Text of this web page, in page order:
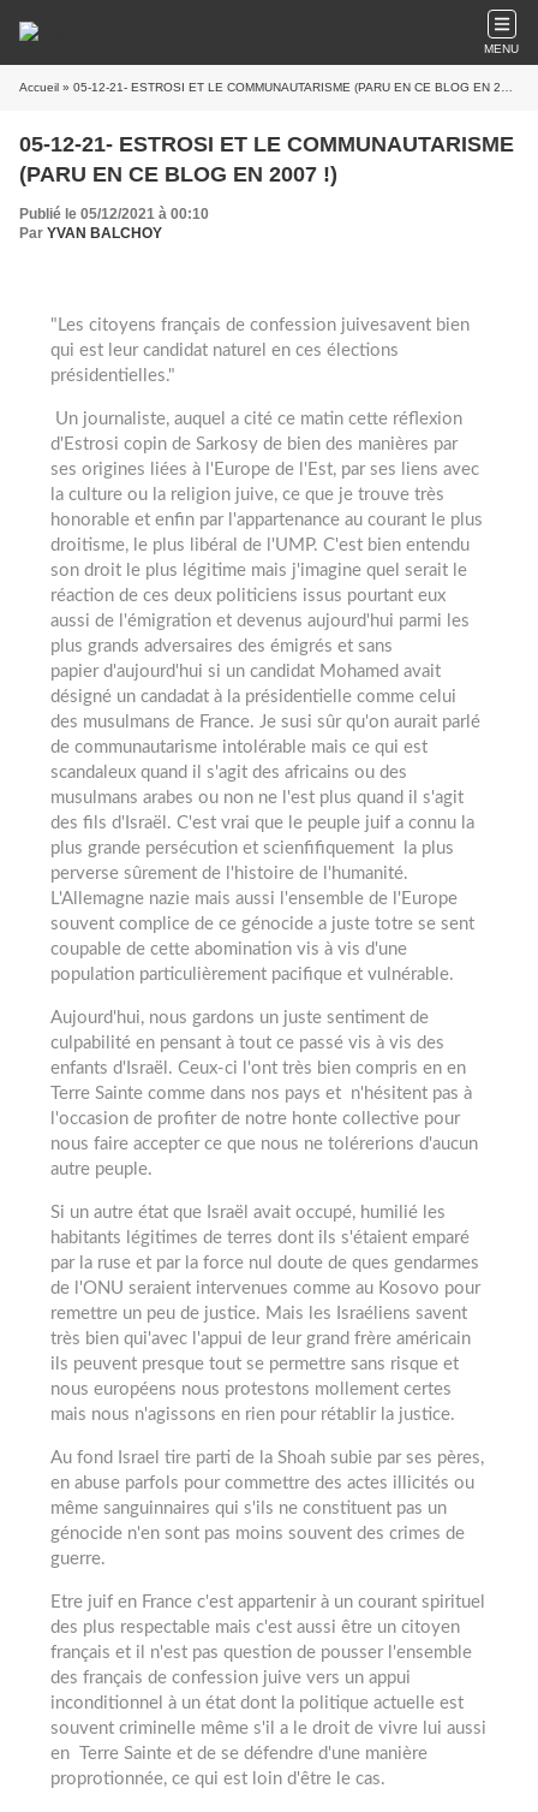
MENU
Accueil » 05-12-21- ESTROSI ET LE COMMUNAUTARISME (PARU EN CE BLOG EN 2007 !)
05-12-21- ESTROSI ET LE COMMUNAUTARISME
(PARU EN CE BLOG EN 2007 !)
Publié le 05/12/2021 à 00:10
Par YVAN BALCHOY
"Les citoyens français de confession juivesavent bien
qui est leur candidat naturel en ces élections
présidentielles."
Un journaliste, auquel a cité ce matin cette réflexion
d'Estrosi copin de Sarkosy de bien des manières par
ses origines liées à l'Europe de l'Est, par ses liens avec
la culture ou la religion juive, ce que je trouve très
honorable et enfin par l'appartenance au courant le plus
droitisme, le plus libéral de l'UMP. C'est bien entendu
son droit le plus légitime mais j'imagine quel serait le
réaction de ces deux politiciens issus pourtant eux
aussi de l'émigration et devenus aujourd'hui parmi les
plus grands adversaires des émigrés et sans
papier d'aujourd'hui si un candidat Mohamed avait
désigné un candadat à la présidentielle comme celui
des musulmans de France. Je susi sûr qu'on aurait parlé
de communautarisme intolérable mais ce qui est
scandaleux quand il s'agit des africains ou des
musulmans arabes ou non ne l'est plus quand il s'agit
des fils d'Israël. C'est vrai que le peuple juif a connu la
plus grande persécution et scienfifiquement la plus
perverse sûrement de l'histoire de l'humanité.
L'Allemagne nazie mais aussi l'ensemble de l'Europe
souvent complice de ce génocide a juste totre se sent
coupable de cette abomination vis à vis d'une
population particulièrement pacifique et vulnérable.
Aujourd'hui, nous gardons un juste sentiment de
culpabilité en pensant à tout ce passé vis à vis des
enfants d'Israël. Ceux-ci l'ont très bien compris en en
Terre Sainte comme dans nos pays et n'hésitent pas à
l'occasion de profiter de notre honte collective pour
nous faire accepter ce que nous ne tolérerions d'aucun
autre peuple.
Si un autre état que Israël avait occupé, humilié les
habitants légitimes de terres dont ils s'étaient emparé
par la ruse et par la force nul doute de ques gendarmes
de l'ONU seraient intervenues comme au Kosovo pour
remettre un peu de justice. Mais les Israéliens savent
très bien qui'avec l'appui de leur grand frère américain
ils peuvent presque tout se permettre sans risque et
nous européens nous protestons mollement certes
mais nous n'agissons en rien pour rétablir la justice.
Au fond Israel tire parti de la Shoah subie par ses pères,
en abuse parfols pour commettre des actes illicités ou
même sanguinnaires qui s'ils ne constituent pas un
génocide n'en sont pas moins souvent des crimes de
guerre.
Etre juif en France c'est appartenir à un courant spirituel
des plus respectable mais c'est aussi être un citoyen
français et il n'est pas question de pousser l'ensemble
des français de confession juive vers un appui
inconditionnel à un état dont la politique actuelle est
souvent criminelle même s'il a le droit de vivre lui aussi
en Terre Sainte et de se défendre d'une manière
proprotionnée, ce qui est loin d'être le cas.